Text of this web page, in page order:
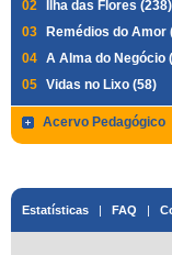
02
Ilha das Flores (238)
03
Remédios do Amor
04 A Alma do Negócio
05 Vidas no Lixo (58)
Acervo Pedagógico
Estatísticas | FAQ |